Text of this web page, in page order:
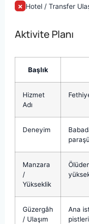
✗ Hotel / Transfer
Aktivite Planı
Başlık
Hizmet
Adı
Deneyim
Manzara
/
Yükseklik
Güzergâh
/ Ulaşım
Ana